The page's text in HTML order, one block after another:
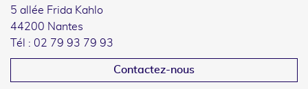
5 allée Frida Kahlo
44200 Nantes
Tél : 02 79 93 79 93
Contactez-nous